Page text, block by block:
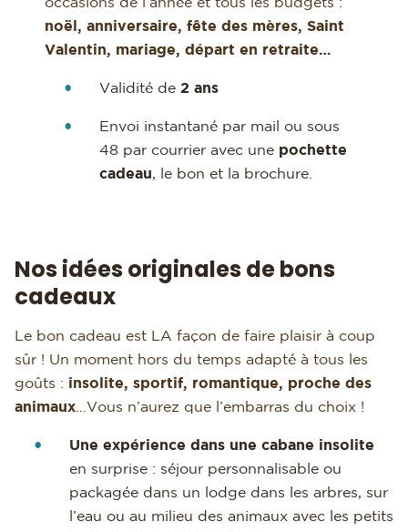
occasions de l’année et tous les budgets :
noël, anniversaire, fête des mères, Saint
Valentin, mariage, départ en retraite…
Validité de2 ans
Envoi instantané par mail ou sous
48 par courrier avec une pochette
cadeau, le bon et la brochure.
Nos idées originales de bons
cadeaux
Le bon cadeau est LA façon de faire plaisir à coup
sûr ! Un moment hors du temps adapté à tous les
goûts : insolite, sportif, romantique, proche des
animaux …Vous n’aurez que l’embarras du choix !
Une expérience dans une cabane insolite
en surprise : séjour personnalisable ou
packagée dans un lodge dans les arbres, sur
l’eau ou au milieu des animaux avec les petits